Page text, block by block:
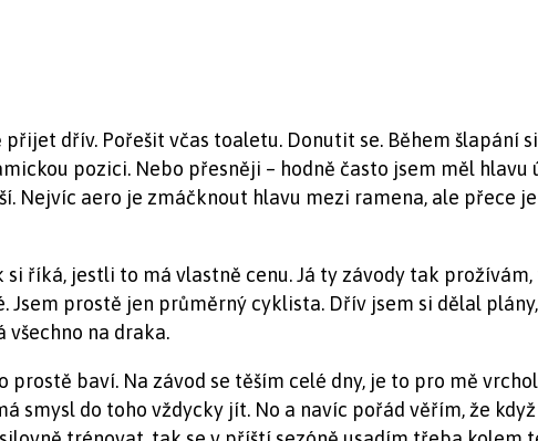
dřív. Pořešit včas toaletu. Donutit se. Během šlapání
pozici. Nebo přesněji – hodně často jsem měl
Nejvíc aero je zmáčknout hlavu mezi ramena, ale přece
říká, jestli to má vlastně cenu. Já ty závody tak
prostě jen průměrný cyklista. Dřív jsem si dělal
všechno na draka.
prostě baví. Na závod se těším celé dny, je to pro mě
smysl do toho vždycky jít. No a navíc pořád věřím, že